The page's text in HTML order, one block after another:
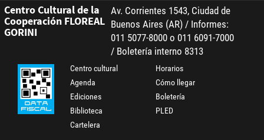
Centro Cultural de la
Cooperación FLOREAL
GORINI
Av. Corrientes 1543, Ciudad de
Buenos Aires (AR) / Informes:
011 5077-8000 o 011 6091-7000
/ Boletería interno 8313
Centro cultural
Agenda
Ediciones
Biblioteca
Cartelera
Horarios
Cómo llegar
Boletería
PLED